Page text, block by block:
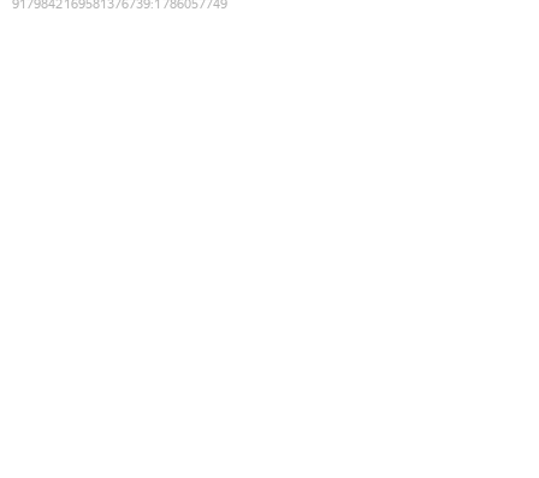
9179842169581376739:1786057749